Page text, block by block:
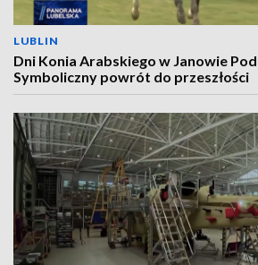
LUBLIN
Dni Konia Arabskiego w Janowie
Symboliczny powrót do przeszłości